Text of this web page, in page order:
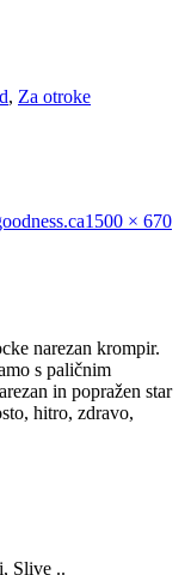
, Za otroke
narezan krompir.
s paličnim
in popražen star
hitro, zdravo,
Slive ..